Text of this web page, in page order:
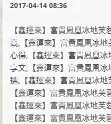
2017-04-14 08:36
【鑫運來】富貴鳳凰冰地
高,【鑫運來】富貴鳳凰冰
心得,【鑫運來】富貴鳳凰
享文,【鑫運來】富貴鳳凰
選,【鑫運來】富貴鳳凰冰
【鑫運來】富貴鳳凰冰地
【鑫運來】富貴鳳凰冰地
【鑫運來】富貴鳳凰冰地